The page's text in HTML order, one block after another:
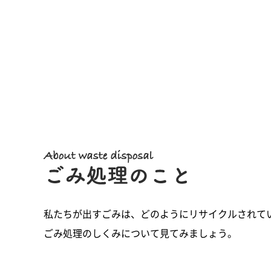
私たちが出すごみは、どのようにリサイクルされて
ごみ処理のしくみについて見てみましょう。